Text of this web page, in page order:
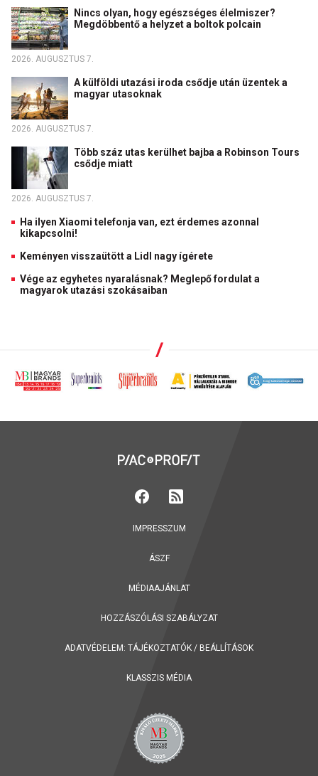
Nincs olyan, hogy egészséges élelmiszer?
Megdöbbentő a helyzet a boltok polcain
2026. AUGUSZTUS 7.
A külföldi utazási iroda csődje után üzentek a
magyar utasoknak
2026. AUGUSZTUS 7.
Több száz utas kerülhet bajba a Robinson Tours
csődje miatt
2026. AUGUSZTUS 7.
Ha ilyen Xiaomi telefonja van, ezt érdemes azonnal
kikapcsolni!
Keményen visszaütött a Lidl nagy ígérete
Vége az egyhetes nyaralásnak? Meglepő fordulat a
magyarok utazási szokásaiban
IMPRESSZUM
ÁSZF
MÉDIAAJÁNLAT
HOZZÁSZÓLÁSI SZABÁLYZAT
ADATVÉDELEM: TÁJÉKOZTATÓK / BEÁLLÍTÁSOK
KLASSZIS MÉDIA